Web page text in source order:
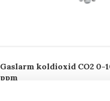
Gaslarm koldioxid CO2 0-
ppm